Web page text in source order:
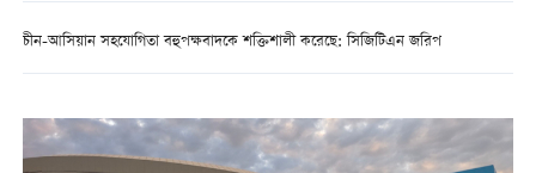
চীন-আসিয়ান সহযোগিতা বহুপক্ষবাদকে শক্তিশালী করেছে: সিজিটিএন জরিপ